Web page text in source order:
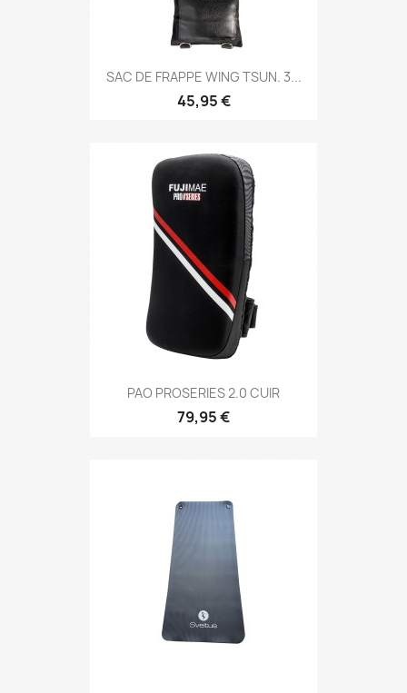
Aperçu rapide
SAC DE FRAPPE WING TSUN. 3...
45,95 €
Aperçu rapide
PAO PROSERIES 2.0 CUIR
79,95 €